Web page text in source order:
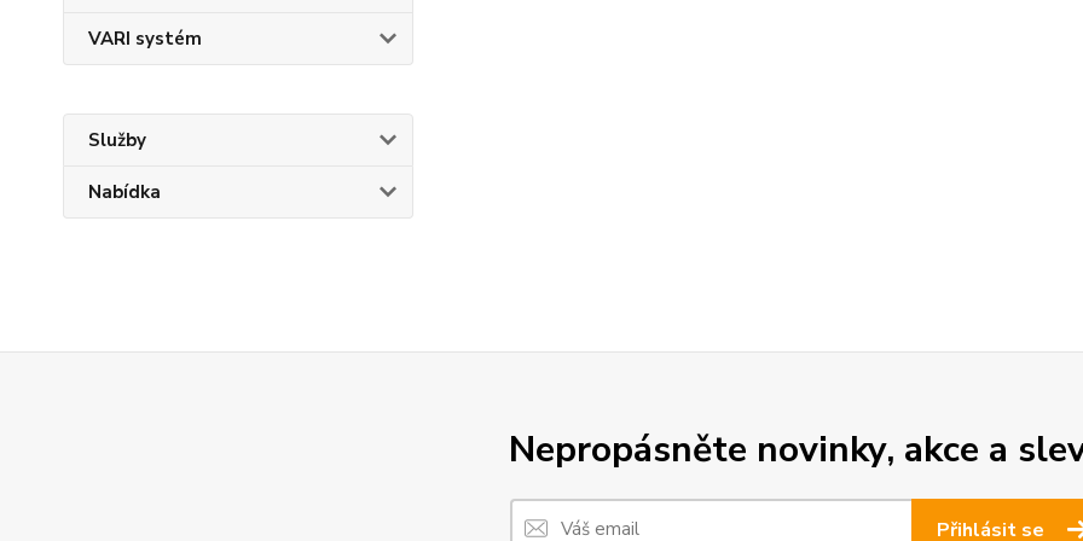
VARI systém
Služby
Nabídka
Nepropásněte novinky, akce a
Přihlásit se